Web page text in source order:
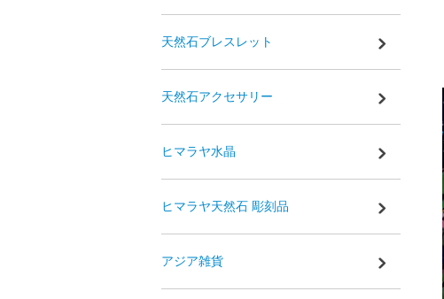
天然石ブレスレット
天然石アクセサリー
ヒマラヤ水晶
ヒマラヤ天然石 彫刻品
アジア雑貨